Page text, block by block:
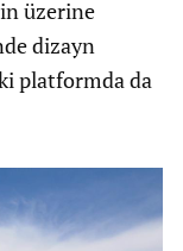
üzerine
dizayn
platformda da